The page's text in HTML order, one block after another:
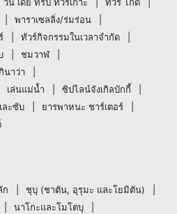
พาราเซลลิ่ง/ร่มร่อน
ทัวร์กิจกรรมในเวลาจำกัด
ชมวาฬ
นาว่า
เล่นแม่น้ำ
ซิปไลน์จังเกิลบักกี้
ละซับ
ยารพาหนะ ชาร์เตอร์
ก
ชุบุ (ชาตัน, อุรุมะ และโยมิตัน)
นาโกะและโมโตบุ